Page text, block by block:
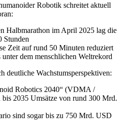
Robotik schreitet aktuell
Halbmarathon im April 2025 lag die
Stunden
Zeit auf rund 50 Minuten reduziert
dem menschlichen Weltrekord
deutliche Wachstumsperspektiven:
Robotics 2040“ (VDMA /
2035 Umsätze von rund 300 Mrd.
sind sogar bis zu 750 Mrd. USD